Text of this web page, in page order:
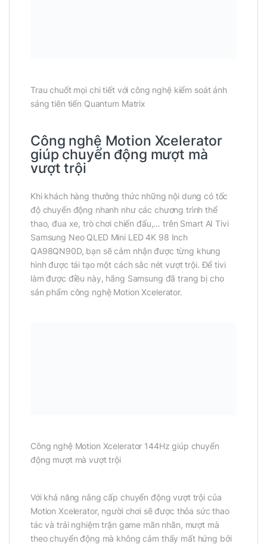
Trau chuốt mọi chi tiết với công nghệ kiểm soát ánh
sáng tiên tiến Quantum Matrix
Công nghệ Motion Xcelerator
giúp chuyển động mượt mà
vượt trội
Khi khách hàng thưởng thức những nội dung có tốc
độ chuyển động nhanh như các chương trình thể
thao, đua xe, trò chơi chiến đấu,… trên Smart AI Tivi
Samsung Neo QLED Mini LED 4K 98 Inch
QA98QN90D, bạn sẽ cảm nhận được từng khung
hình được tái tạo một cách sắc nét vượt trội. Để tivi
làm được điều này, hãng Samsung đã trang bị cho
sản phẩm công nghệ Motion Xcelerator.
Công nghệ Motion Xcelerator 144Hz giúp chuyển
động mượt mà vượt trội
Với khả năng nâng cấp chuyển động vượt trội của
Motion Xcelerator, người chơi sẽ được thỏa sức thao
tác và trải nghiệm trận game mãn nhãn, mượt mà
theo chuyển động mà không cảm thấy mất hứng bởi